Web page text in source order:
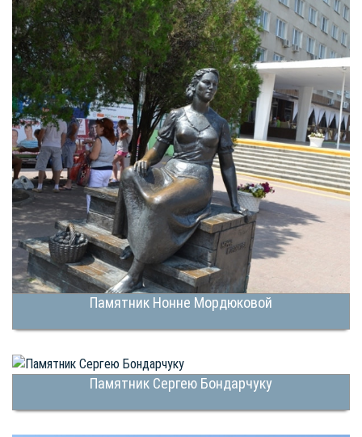
Памятник Нонне Мордюковой
Памятник Сергею Бондарчуку